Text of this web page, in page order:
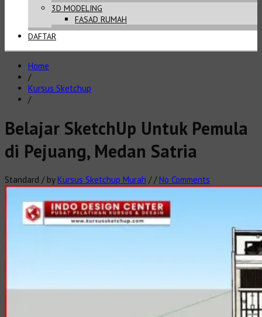
3D MODELING
FASAD RUMAH
DAFTAR
Home
/
Kursus Sketchup
/
Belajar SketchUp Untuk Pemula
di Pejuang, Medan Satria
Standard / byKursus Sketchup Murah //No Comments